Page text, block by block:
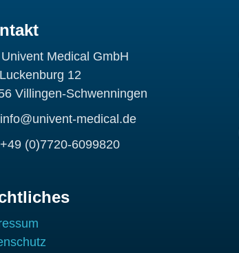
Univent Medical GmbH
12
Villingen-Schwenningen
info@univent-medical.de
+49 (0)7720-6099820